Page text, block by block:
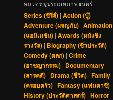
หมวดหมู่ประเภทภาพยนตร์
Series (ซีรีส์) | Action (บู๊) |
Adventure (ผจญภัย) | Animation
(แอนิเมชัน) | Awards (หนังชิง
รางวัล) | Biography (ชีวประวัติ) |
Comedy (ตลก) | Crime
(อาชญากรรม) | Documentary
(สารคดี) | Drama (ชีวิต) | Family
(ครอบครัว) | Fantasy (แฟนตาซี) |
History (ประวัติศาสตร์) | Horror